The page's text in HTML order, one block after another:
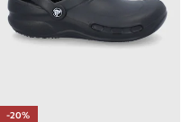
-20%